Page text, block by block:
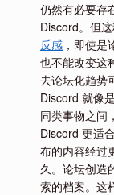
仍然有必要存
Discord。但
反感 ，即使
也不能改变这
去论坛化趋势
Discord 就像
同类事物之间
Discord 更适
布的内容经过
久。论坛创造
索的档案。这